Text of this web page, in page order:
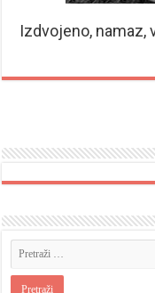
Izdvojeno, namaz,